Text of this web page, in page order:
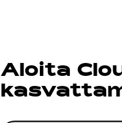
Aloita